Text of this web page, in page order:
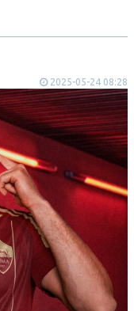
2025-05-24 08:28